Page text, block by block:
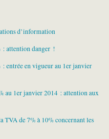
d’information
: attention danger !
entrée en vigueur au 1er janvier
au 1er janvier 2014 : attention aux
TVA de 7% à 10% concernant les